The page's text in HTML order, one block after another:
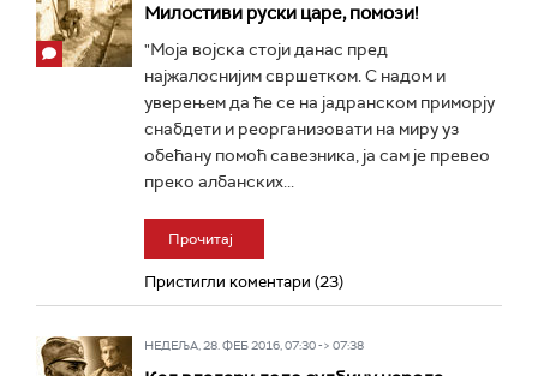
Милостиви руски царе, помози!
"Моја војска стоји данас пред
најжалоснијим свршетком. С надом и
уверењем да ће се на јадранском приморју
снабдети и реорганизовати на миру уз
обећану помоћ савезника, ја сам је превео
преко албанских...
Прочитај
Пристигли коментари (23)
НЕДЕЉА, 28. ФЕБ 2016, 07:30 -> 07:38